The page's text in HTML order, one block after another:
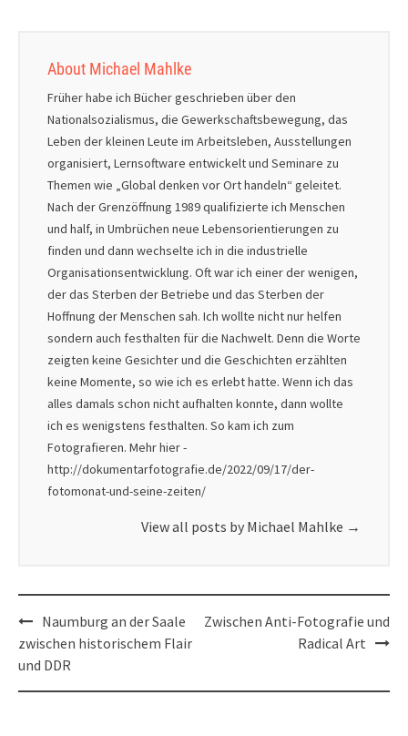
About Michael Mahlke
Früher habe ich Bücher geschrieben über den
Nationalsozialismus, die Gewerkschaftsbewegung, das
Leben der kleinen Leute im Arbeitsleben, Ausstellungen
organisiert, Lernsoftware entwickelt und Seminare zu
Themen wie „Global denken vor Ort handeln“ geleitet.
Nach der Grenzöffnung 1989 qualifizierte ich Menschen
und half, in Umbrüchen neue Lebensorientierungen zu
finden und dann wechselte ich in die industrielle
Organisationsentwicklung. Oft war ich einer der wenigen,
der das Sterben der Betriebe und das Sterben der
Hoffnung der Menschen sah. Ich wollte nicht nur helfen
sondern auch festhalten für die Nachwelt. Denn die Worte
zeigten keine Gesichter und die Geschichten erzählten
keine Momente, so wie ich es erlebt hatte. Wenn ich das
alles damals schon nicht aufhalten konnte, dann wollte
ich es wenigstens festhalten. So kam ich zum
Fotografieren. Mehr hier -
http://dokumentarfotografie.de/2022/09/17/der-
fotomonat-und-seine-zeiten/
View all posts by Michael Mahlke →
Post
navigation
Naumburg an der Saale
zwischen historischem Flair
und DDR
Zwischen Anti-Fotografie und
Radical Art